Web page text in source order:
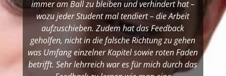
immer am Ball zu bleiben und verhindert hat –
wozu jeder Student mal tendiert – die Arbeit
aufzuschieben. Zudem hat das Feedback
geholfen, nicht in die falsche Richtung zu gehen
was Umfang einzelner Kapitel sowie roten Faden
betrifft. Sehr lehrreich war es für mich durch das